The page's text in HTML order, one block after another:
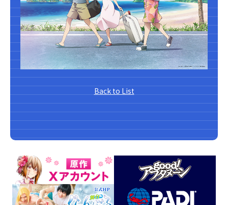
Back to List